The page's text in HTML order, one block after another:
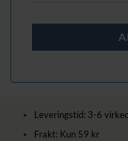
Leveringstid: 3-6
Frakt: Kun 59 kr